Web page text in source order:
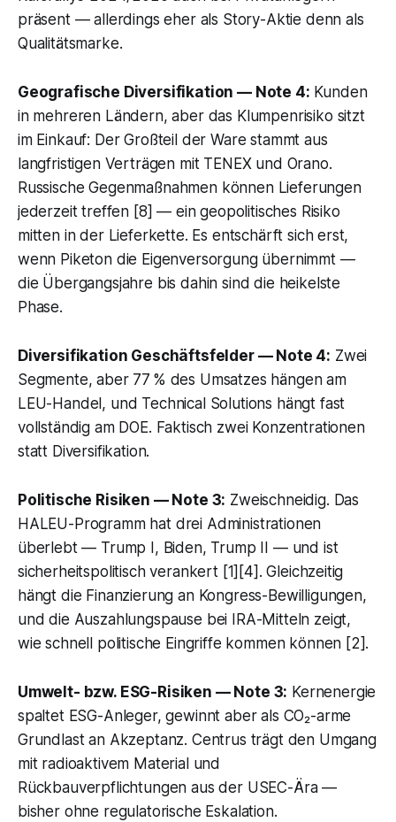
präsent — allerdings eher als Story-Aktie denn als
Qualitätsmarke.
Geografische Diversifikation — Note 4: Kunden
in mehreren Ländern, aber das Klumpenrisiko sitzt
im Einkauf: Der Großteil der Ware stammt aus
langfristigen Verträgen mit TENEX und Orano.
Russische Gegenmaßnahmen können Lieferungen
jederzeit treffen [8] — ein geopolitisches Risiko
mitten in der Lieferkette. Es entschärft sich erst,
wenn Piketon die Eigenversorgung übernimmt —
die Übergangsjahre bis dahin sind die heikelste
Phase.
Diversifikation Geschäftsfelder — Note 4: Zwei
Segmente, aber 77 % des Umsatzes hängen am
LEU-Handel, und Technical Solutions hängt fast
vollständig am DOE. Faktisch zwei Konzentrationen
statt Diversifikation.
Politische Risiken — Note 3: Zweischneidig. Das
HALEU-Programm hat drei Administrationen
überlebt — Trump I, Biden, Trump II — und ist
sicherheitspolitisch verankert [1][4]. Gleichzeitig
hängt die Finanzierung an Kongress-Bewilligungen,
und die Auszahlungspause bei IRA-Mitteln zeigt,
wie schnell politische Eingriffe kommen können [2].
Umwelt- bzw. ESG-Risiken — Note 3: Kernenergie
spaltet ESG-Anleger, gewinnt aber als CO₂-arme
Grundlast an Akzeptanz. Centrus trägt den Umgang
mit radioaktivem Material und
Rückbauverpflichtungen aus der USEC-Ära —
bisher ohne regulatorische Eskalation.